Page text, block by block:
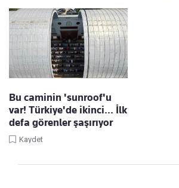
Bu caminin 'sunroof'u
var! Türkiye'de ikinci... İlk
defa görenler şaşırıyor
Kaydet